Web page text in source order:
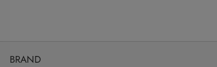
BRAND